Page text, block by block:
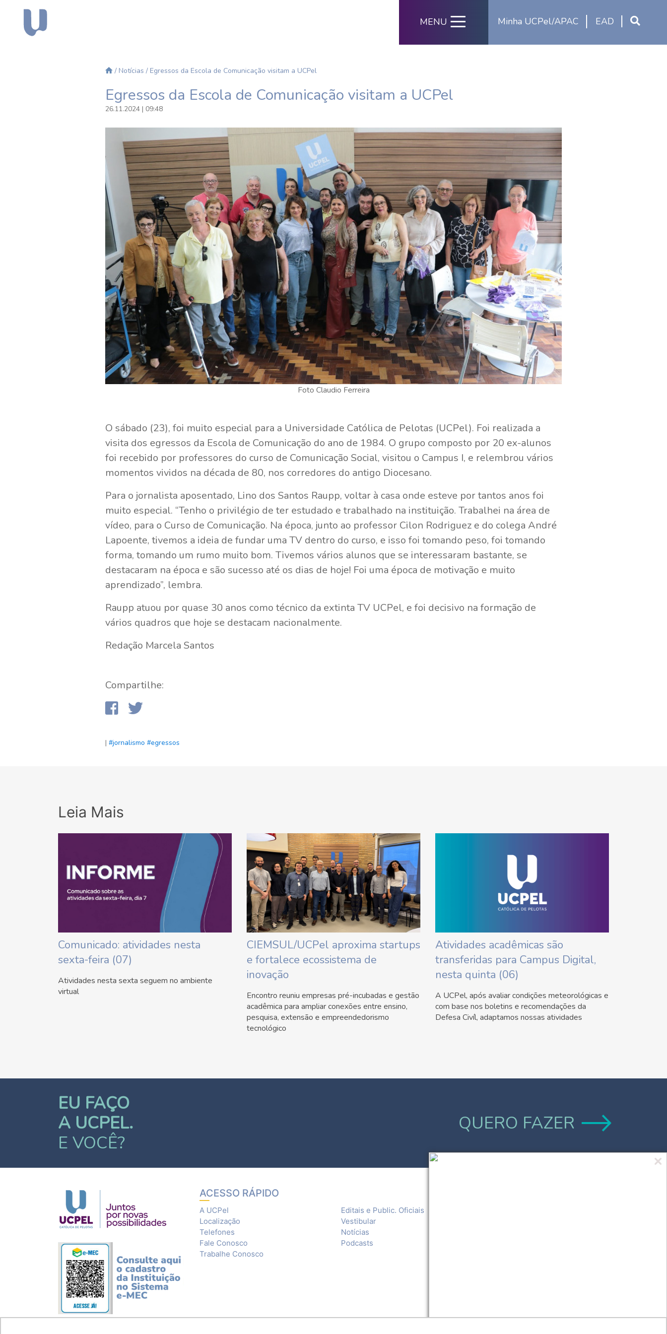
Minha UCPel/APAC EAD
MENU
/ Notícias / Egressos da Escola de Comunicação visitam a UCPel
Egressos da Escola de Comunicação visitam a UCPel
26.11.2024 | 09:48
Foto Claudio Ferreira
O sábado (23), foi muito especial para a Universidade Católica de Pelotas (UCPel). Foi realizada a
visita dos egressos da Escola de Comunicação do ano de 1984. O grupo composto por 20 ex-alunos
foi recebido por professores do curso de Comunicação Social, visitou o Campus I, e relembrou vários
momentos vividos na década de 80, nos corredores do antigo Diocesano.
Para o jornalista aposentado, Lino dos Santos Raupp, voltar à casa onde esteve por tantos anos foi
muito especial. “Tenho o privilégio de ter estudado e trabalhado na instituição. Trabalhei na área de
vídeo, para o Curso de Comunicação. Na época, junto ao professor Cilon Rodriguez e do colega André
Lapoente, tivemos a ideia de fundar uma TV dentro do curso, e isso foi tomando peso, foi tomando
forma, tomando um rumo muito bom. Tivemos vários alunos que se interessaram bastante, se
destacaram na época e são sucesso até os dias de hoje! Foi uma época de motivação e muito
aprendizado”, lembra.
Raupp atuou por quase 30 anos como técnico da extinta TV UCPel, e foi decisivo na formação de
vários quadros que hoje se destacam nacionalmente.
Redação Marcela Santos
Compartilhe:
| #jornalismo #egressos
Leia Mais
Comunicado: atividades nesta
sexta-feira (07)
Atividades nesta sexta seguem no ambiente
virtual
CIEMSUL/UCPel aproxima startups
e fortalece ecossistema de
inovação
Encontro reuniu empresas pré-incubadas e gestão
acadêmica para ampliar conexões entre ensino,
pesquisa, extensão e empreendedorismo
tecnológico
Atividades acadêmicas são
transferidas para Campus Digital,
nesta quinta (06)
A UCPel, após avaliar condições meteorológicas e
com base nos boletins e recomendações da
Defesa Civíl, adaptamos nossas atividades
EU FAÇO
A UCPEL.
E VOCÊ?
QUERO FAZER
ACESSO RÁPIDO
A UCPel
Localização
Telefones
Fale Conosco
Trabalhe Conosco
Editais e Public. Oficiais
Vestibular
Notícias
Podcasts